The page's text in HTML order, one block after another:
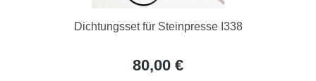
Dichtungsset für Steinpresse I338
80,00 €